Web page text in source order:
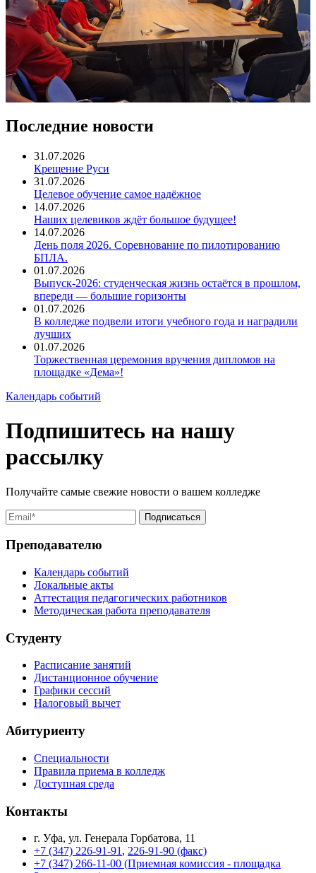
Последние новости
31.07.2026
Крещение Руси
31.07.2026
Целевое обучение самое надёжное
14.07.2026
Наших целевиков ждёт большое будущее!
14.07.2026
День поля 2026. Соревнование по пилотированию
БПЛА.
01.07.2026
Выпуск-2026: студенческая жизнь остаётся в прошлом,
впереди — большие горизонты
01.07.2026
В колледже подвели итоги учебного года и наградили
лучших
01.07.2026
Торжественная церемония вручения дипломов на
площадке «Дема»!
Календарь событий
Подпишитесь на нашу
рассылку
Получайте самые свежие новости о вашем колледже
Преподавателю
Календарь событий
Локальные акты
Аттестация педагогических работников
Методическая работа преподавателя
Студенту
Расписание занятий
Дистанционное обучение
Графики сессий
Налоговый вычет
Абитуриенту
Специальности
Правила приема в колледж
Доступная среда
Контакты
г. Уфа, ул. Генерала Горбатова, 11
+7 (347) 226-91-91 , 226-91-90 (факс)
+7 (347) 266-11-00 (Приемная комиссия - площадка